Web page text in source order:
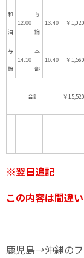
和
泊
12:00
与
論
13:40 ￥1,020
与
論
14:10
本
部
16:40 ￥1,560
合計 ￥15,520
※翌日追記
この内容は間違
鹿児島→沖縄のフ